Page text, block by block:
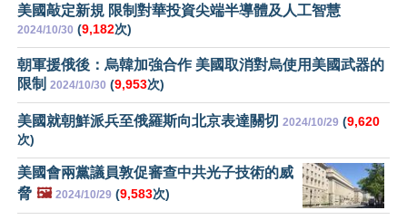
美國敲定新規 限制對華投資尖端半導體及人工智慧
2024/10/30 (9,182次)
朝軍援俄後：烏韓加強合作 美國取消對烏使用美國武器的
限制 2024/10/30 (9,953次)
美國就朝鮮派兵至俄羅斯向北京表達關切 2024/10/29 (9,620
次)
美國會兩黨議員敦促審查中共光子技術的威
脅 🖼️ 2024/10/29 (9,583次)